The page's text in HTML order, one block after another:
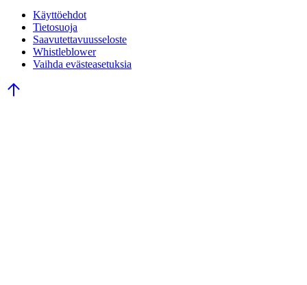
Käyttöehdot
Tietosuoja
Saavutettavuusseloste
Whistleblower
Vaihda evästeasetuksia